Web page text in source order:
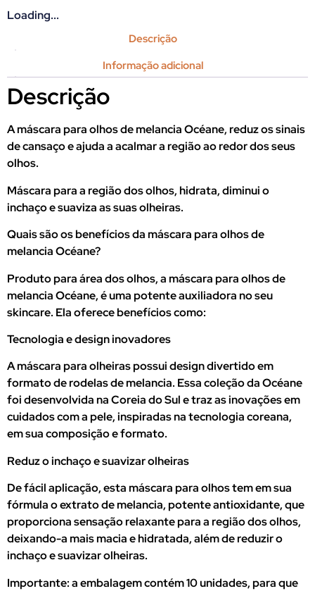
Loading...
Descrição
Informação adicional
Descrição
A máscara para olhos de melancia Océane, reduz os sinais
de cansaço e ajuda a acalmar a região ao redor dos seus
olhos.
Máscara para a região dos olhos, hidrata, diminui o
inchaço e suaviza as suas olheiras.
Quais são os benefícios da máscara para olhos de
melancia Océane?
Produto para área dos olhos, a máscara para olhos de
melancia Océane, é uma potente auxiliadora no seu
skincare. Ela oferece benefícios como:
Tecnologia e design inovadores
A máscara para olheiras possui design divertido em
formato de rodelas de melancia. Essa coleção da Océane
foi desenvolvida na Coreia do Sul e traz as inovações em
cuidados com a pele, inspiradas na tecnologia coreana,
em sua composição e formato.
Reduz o inchaço e suavizar olheiras
De fácil aplicação, esta máscara para olhos tem em sua
fórmula o extrato de melancia, potente antioxidante, que
proporciona sensação relaxante para a região dos olhos,
deixando-a mais macia e hidratada, além de reduzir o
inchaço e suavizar olheiras.
Importante: a embalagem contém 10 unidades, para que